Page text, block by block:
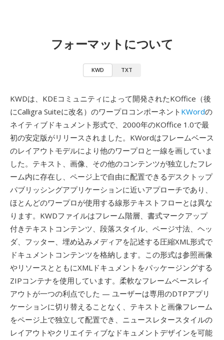
フォーマットについて
KWD TXT
KWDは、KDEコミュニティによって開発されたKOffice（後
にCalligra Suiteに改名）のワープロコンポーネント KWordの
ネイティブドキュメント形式で、2000年のKOffice 1.0で最
初の安定版がリリースされました。KWordはフレームベース
のレイアウトモデルにより他のワープロと一線を画していま
した。テキスト、画像、その他のコンテンツが独立したフレ
ーム内に存在し、ページ上で自由に配置できるデスクトップ
パブリッシングアプリケーションに近いアプローチであり、
ほとんどのワープロが使用する線形テキストフローとは異な
ります。KWDファイルはフレーム階層、書式マークアップ
付きテキストコンテンツ、段落スタイル、ページ寸法、ヘッ
ダ、フッター、埋め込みメディアを記述する圧縮XML形式で
ドキュメントコンテンツを格納します。この形式は参照画像
やリソースとともにXMLドキュメントをパッケージングする
ZIPコンテナを使用しています。柔軟なフレームベースレイ
アウトが一つの利点でした — ユーザーは専用のDTPアプリ
ケーションに切り替えることなく、テキストと画像フレーム
をページ上で独立して配置でき、ニュースレタースタイルの
レイアウトやクリエイティブなドキュメントデザインを可能